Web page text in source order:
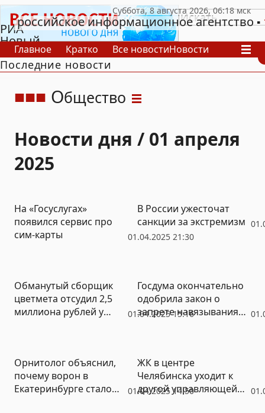
РИА
Новый
День
российское информационное агентство
Главное Кратко Все новостиНовости
В России
В мире
Последние новости
Общество
Новости дня / 01 апреля
2025
01.04.2025 21:30
На «Госуслугах»
появился сервис про
сим-карты
В России ужесточат
санкции за экстремизм
01.04.2025 15:16
Обманутый сборщик
цветмета отсудил 2,5
миллиона рублей у
Госдума окончательно
одобрила закон о
запрете навязывания
01.04.2025 14:50
Орнитолог объяснил,
почему ворон в
Екатеринбурге стало
ЖК в центре
Челябинска уходит к
другой управляющей